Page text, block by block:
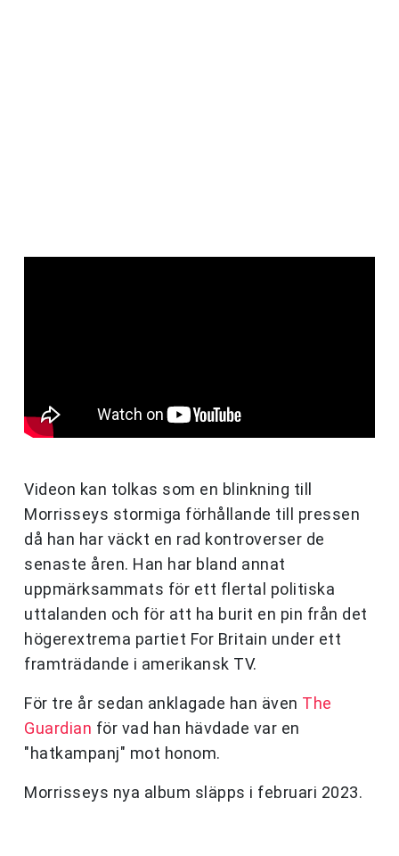
Videon kan tolkas som en blinkning till
Morrisseys stormiga förhållande till pressen
då han har väckt en rad kontroverser de
senaste åren. Han har bland annat
uppmärksammats för ett flertal politiska
uttalanden och för att ha burit en pin från det
högerextrema partiet For Britain under ett
framträdande i amerikansk TV.
För tre år sedan anklagade han även The
Guardian för vad han hävdade var en
"hatkampanj" mot honom.
Morrisseys nya album släpps i februari 2023.